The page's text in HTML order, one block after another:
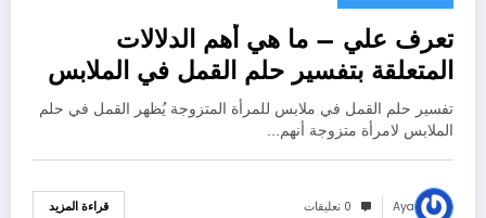
تعرف علي – ما هي أهم الدلالات
المتعلقة بتفسير حلم القمل في الملابس
للمتزوجة عند ابن سيرين؟ – بالتفصيل
تفسير حلم القمل في ملابس للمرأة المتزوجة يُظهر القمل في حلم
الملابس لامرأة متزوجة أنهم…
Aya 0 تعليقات قراءة المزيد